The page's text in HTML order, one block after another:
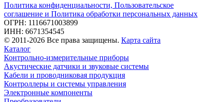
Политика конфиденциальности, Пользовательское
соглашение и Политика обработки персональных данных
ОГРН: 1116671003899
ИНН: 6671354545
© 2011-2026 Все права защищены. Карта сайта
Каталог
Контрольно-измерительные приборы
Акустические датчики и звуковые системы
Кабели и проводниковая продукция
Контроллеры и системы управления
Электронные компоненты